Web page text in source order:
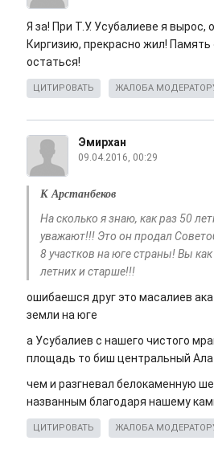
Я за! При Т.У. Усубалиеве я вырос,
Киргизию, прекрасно жил!
остаться!
ЦИТИРОВАТЬ ЖАЛОБА
Эмирхан
09.04.2016, 00:29
К Арстанбеков
На сколько я знаю, как раз 50
уважают!!! Это он продал
8 участков на юге страны! Вы как
летних и старше!!!
ошибаешся друг это масалиев
земли на юге
а Усубалиев с нашего чистого
площадь то биш центральный Ала
чем и разгневал белокаменную
названным благодаря нашему
ЦИТИРОВАТЬ ЖАЛОБА